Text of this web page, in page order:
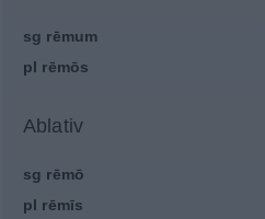
sg rēmum
pl rēmōs
Ablativ
sg rēmō
pl rēmīs